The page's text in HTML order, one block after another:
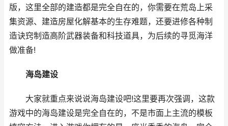
版，这里全部的建造都是完全自在的，你需要在荒岛上采
集资源、建造房屋化解基本的生存难题，还要进修各种制
造诀窍制造高阶武器装备和科技道具，为后续的寻觅海洋
做准备!
海岛建设
大家就重点来说说海岛建设吧!这里要再次强调，这款
游戏中的海岛建设是完全自在的，不是市面上主流的模板